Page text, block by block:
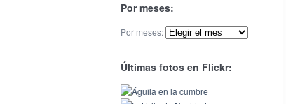
Por meses:
Por meses:
Últimas fotos en Flickr: